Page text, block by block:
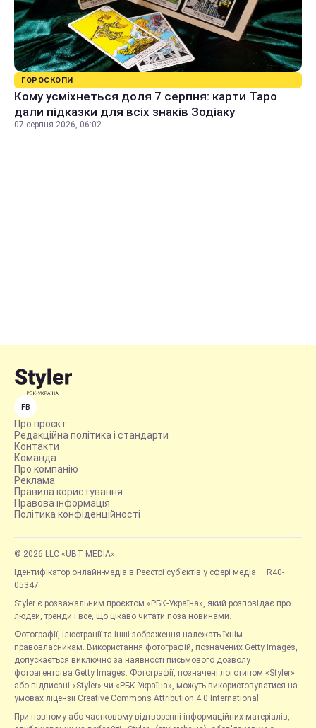
ГОРОСКОПИ
Кому усміхнеться доля 7 серпня: карти Таро
дали підказки для всіх знаків Зодіаку
07 серпня 2026, 06:02
FB
Про проєкт
Редакційна політика і стандарти
Контакти
Команда
Про компанію
Реклама
Правила користування
Правова інформація
Політика конфіденційності
© 2026 LLC «UBT MEDIA»
Ідентифікатор онлайн-медіа в Реєстрі суб’єктів у сфері медіа — R40-
05347
Styler є розважальним проєктом «РБК-Україна», який розповідає про
людей, тренди і все, що цікаво читати поза новинами.
Фотографії, ілюстрації та інші зображення належать їхнім
правовласникам. Використання фотографій, позначених Getty Images,
допускається виключно за наявності письмового дозволу
фотоагентства Getty Images. Фотографії, позначені логотипом «Styler»
або підписані «Styler» чи «РБК-Україна», можуть використовуватися на
умовах ліцензії Creative Commons Attribution 4.0 International.
При повному або частковому відтворенні інформаційних матеріалів,